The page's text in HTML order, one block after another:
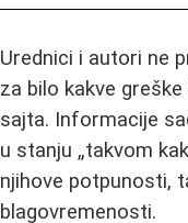
Urednici i autori ne
za bilo kakve
sajta. Informacije
u stanju „takvom
njihove potpunosti,
blagovremenosti.